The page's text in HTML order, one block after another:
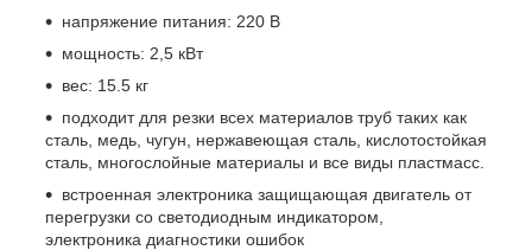
напряжение питания: 220 В
мощность: 2,5 кВт
вес: 15.5 кг
подходит для резки всех материалов труб таких как
сталь, медь, чугун, нержавеющая сталь, кислотостойкая
сталь, многослойные материалы и все виды пластмасс.
встроенная электроника защищающая двигатель от
перегрузки со светодиодным индикатором,
электроника диагностики ошибок